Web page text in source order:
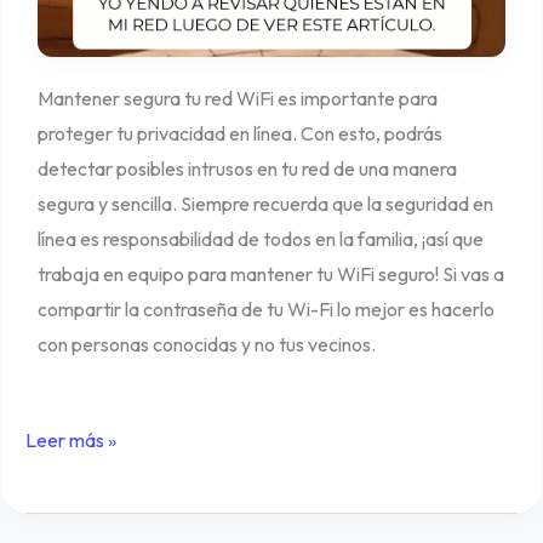
Mantener segura tu red WiFi es importante para
proteger tu privacidad en línea. Con esto, podrás
detectar posibles intrusos en tu red de una manera
segura y sencilla. Siempre recuerda que la seguridad en
línea es responsabilidad de todos en la familia, ¡así que
trabaja en equipo para mantener tu WiFi seguro! Si vas a
compartir la contraseña de tu Wi-Fi lo mejor es hacerlo
con personas conocidas y no tus vecinos.
Leer más »